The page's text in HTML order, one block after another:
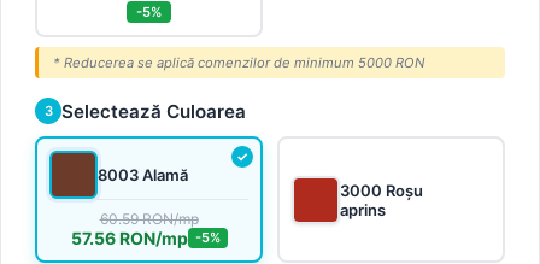
-5%
* Reducerea se aplică comenzilor de minimum 5000 RON
3 Selectează Culoarea
8003 Alamă
60.59 RON/mp
57.56 RON/mp -5%
3000 Roșu
aprins